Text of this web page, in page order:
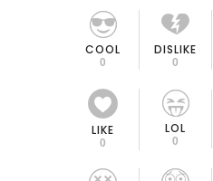
COOL
0
DISLIKE
0
LIKE
0
LOL
0